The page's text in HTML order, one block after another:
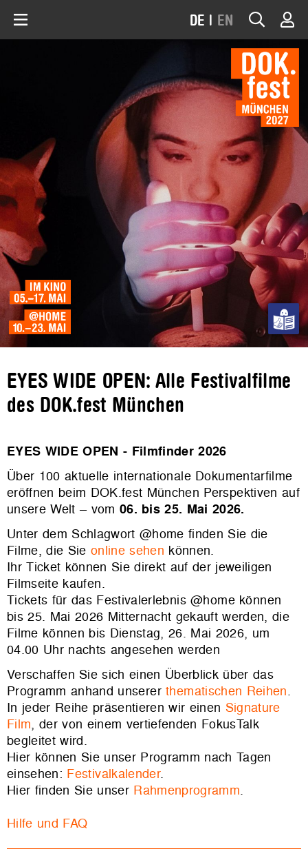
DE | EN
EYES WIDE OPEN: Alle Festivalfilme
des DOK.fest München
EYES WIDE OPEN - Filmfinder 2026
Über 100 aktuelle internationale Dokumentarfilme
eröffnen beim DOK.fest München Perspektiven auf
unsere Welt – vom 06. bis 25. Mai 2026.
Unter dem Schlagwort @home finden Sie die
Filme, die Sie online sehen können.
Ihr Ticket können Sie direkt auf der jeweiligen
Filmseite kaufen.
Tickets für das Festivalerlebnis @home können
bis 25. Mai 2026 Mitternacht gekauft werden, die
Filme können bis Dienstag, 26. Mai 2026, um
04.00 Uhr nachts angesehen werden
Verschaffen Sie sich einen Überblick über das
Programm anhand unsererthematischen Reihen.
In jeder Reihe präsentieren wir einen Signature
Film, der von einem vertiefenden FokusTalk
begleitet wird.
Hier können Sie unser Programm nach Tagen
einsehen: Festivalkalender.
Hier finden Sie unser Rahmenprogramm.
Hilfe und FAQ